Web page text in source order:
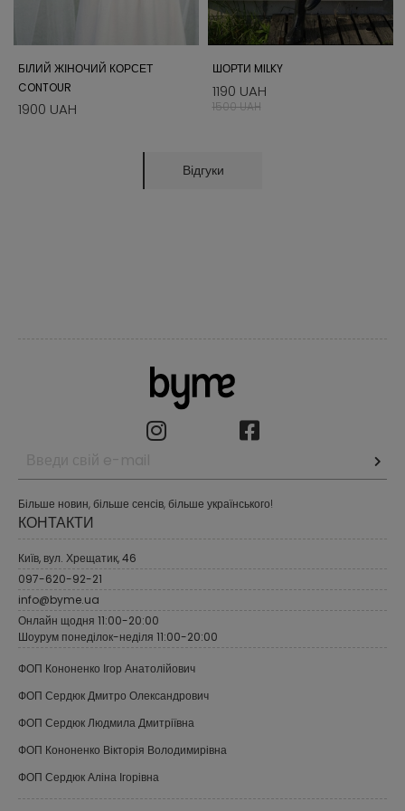
БІЛИЙ ЖІНОЧИЙ КОРСЕТ
CONTOUR
1900 UAH
ШОРТИ MILKY
1190 UAH
1500 UAH
Відгуки
Більше новин, більше сенсів, більше українського!
КОНТАКТИ
Київ, вул. Хрещатик, 46
097-620-92-21
info@byme.ua
Онлайн щодня 11:00-20:00
Шоурум понеділок-неділя 11:00-20:00
ФОП Кононенко Ігор Анатолійович
ФОП Сердюк Дмитро Олександрович
ФОП Сердюк Людмила Дмитріївна
ФОП Кононенко Вікторія Володимирівна
ФОП Сердюк Аліна Ігорівна